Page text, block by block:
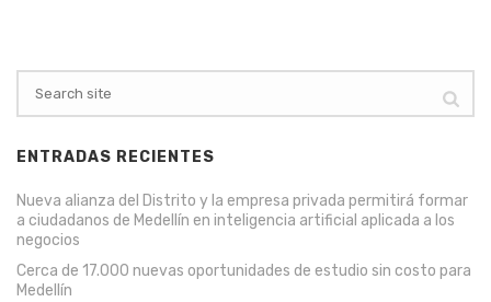
ENTRADAS RECIENTES
Nueva alianza del Distrito y la empresa privada permitirá formar
a ciudadanos de Medellín en inteligencia artificial aplicada a los
negocios
Cerca de 17.000 nuevas oportunidades de estudio sin costo para
Medellín